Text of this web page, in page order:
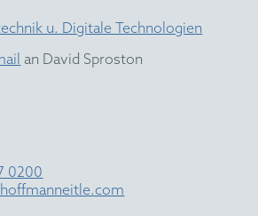
u. Digitale Technologien
an David Sproston
0200